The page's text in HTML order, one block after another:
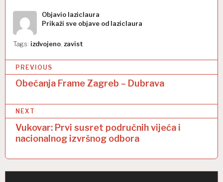
Objavio laziclaura
Prikaži sve objave od laziclaura
Tags: izdvojeno zavist
N
v
i
g
PREVIOUS
Obećanja Frame Zagreb – Dubrava
NEXT
Vukovar: Prvi susret područnih vijeća i
nacionalnog izvršnog odbora